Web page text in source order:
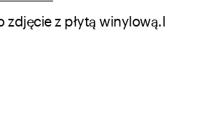
zdjęcie z płytą winylową.I